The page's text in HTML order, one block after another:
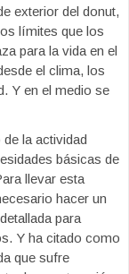
exterior del donut,
límites que los
para la vida en el
el clima, los
Y en el medio se
la actividad
básicas de
llevar esta
hacer un
para
Y ha citado como
que sufre